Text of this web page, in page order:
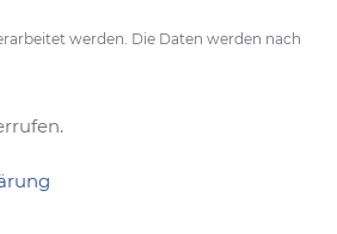
werden. Die Daten werden nach